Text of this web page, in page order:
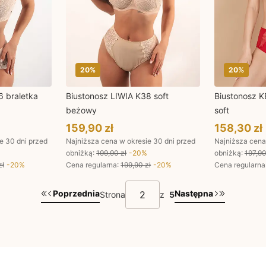
braletka
30 dni przed
-20%
20%
Biustonosz LIWIA K38 soft
beżowy
159,90 zł
Najniższa cena w okresie 30 dni przed
obniżką: 199,90 zł -20%
Cena regularna:199,90 zł -20%
20%
Biustonosz
soft
158,30 zł
Najniższa
obniżką:
Cena regularna
PoprzedniaStrona z 5Następna